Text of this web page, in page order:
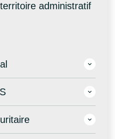
administratif